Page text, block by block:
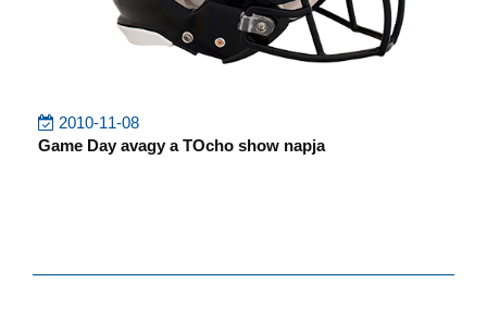
2010-11-08
Game Day avagy a TOcho show napja